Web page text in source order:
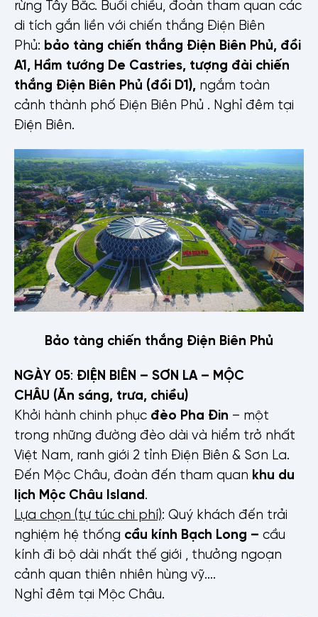
rừng Tây Bắc. Buổi chiều, đoàn tham quan các
di tích gắn liền với chiến thắng Điện Biên
Phủ: bảo tàng chiến thắng Điện Biên Phủ, đồi
A1, Hầm tướng De Castries, tượng đài chiến
thắng Điện Biên Phủ (đồi D1), ngắm toàn
cảnh thành phố Điện Biên Phủ . Nghỉ đêm tại
Điện Biên.
Bảo tàng chiến thắng Điện Biên Phủ
NGÀY 05: ĐIỆN BIÊN – SƠN LA – MỘC
CHÂU (Ăn sáng, trưa, chiều)
Khởi hành chinh phục đèo Pha Đin – một
trong những đường đèo dài và hiểm trở nhất
Việt Nam, ranh giới 2 tỉnh Điện Biên & Sơn La.
Đến Mộc Châu, đoàn đến tham quan khu du
lịch Mộc Châu Island.
Lựa chọn (tự túc chi phí)­: Quý khách đến trải
nghiệm hệ thống cầu kính Bạch Long – cầu
kính đi bộ dài nhất thế giới , thưởng ngoạn
cảnh quan thiên nhiên hùng vỹ….
Nghỉ đêm tại Mộc Châu.